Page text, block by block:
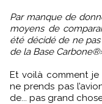
Par manque de
moyens de
été décidé de ne
de la Base
Et voilà comment
ne prends pas
de... pas grand